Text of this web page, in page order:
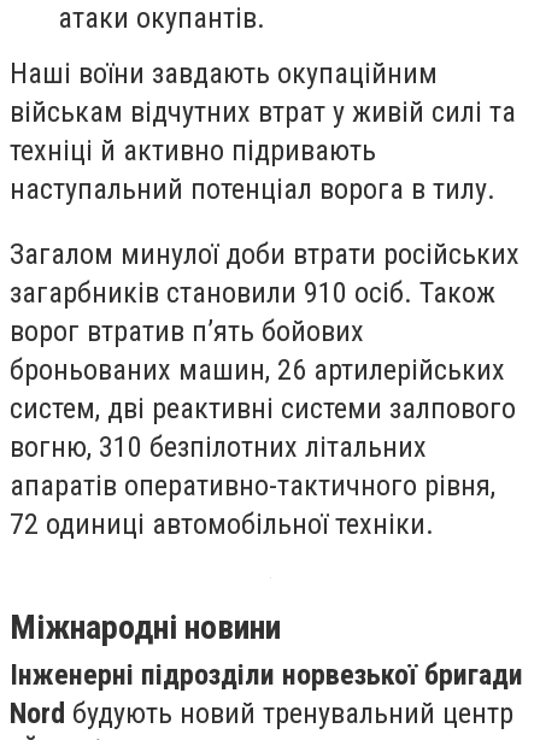
атаки окупантів.
Наші воїни завдають окупаційним
військам відчутних втрат у живій силі та
техніці й активно підривають
наступальний потенціал ворога в тилу.
Загалом минулої доби втрати російських
загарбників становили 910 осіб. Також
ворог втратив п’ять бойових
броньованих машин, 26 артилерійських
систем, дві реактивні системи залпового
вогню, 310 безпілотних літальних
апаратів оперативно-тактичного рівня,
72 одиниці автомобільної техніки.
Міжнародні новини
Інженерні підрозділи норвезької бригади
Nord будують новий тренувальний центр